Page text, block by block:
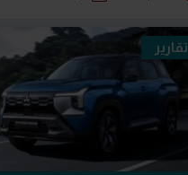
تقارير